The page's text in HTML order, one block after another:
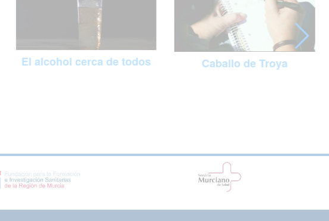
El alcohol cerca de todos Caballo de Troya